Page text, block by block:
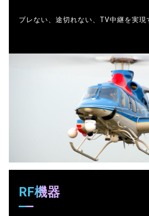
ブレない、途切れない、TV中継を実現
RF機器